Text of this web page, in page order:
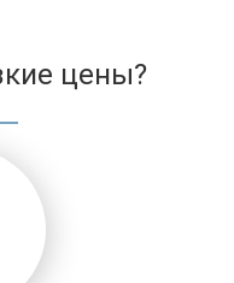
цены?